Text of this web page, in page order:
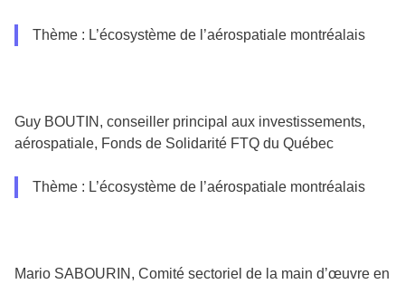
Thème : L’écosystème de l’aérospatiale montréalais
Guy BOUTIN, conseiller principal aux investissements,
aérospatiale, Fonds de Solidarité FTQ du Québec
Thème : L’écosystème de l’aérospatiale montréalais
Mario SABOURIN, Comité sectoriel de la main d’œuvre en